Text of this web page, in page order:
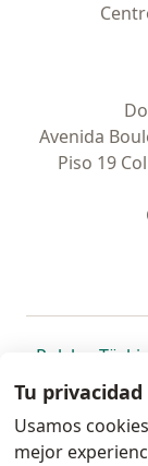
Avenida
Piso 19
Polska se
Türkiye
Portugal
Tu
Usamos
mejor